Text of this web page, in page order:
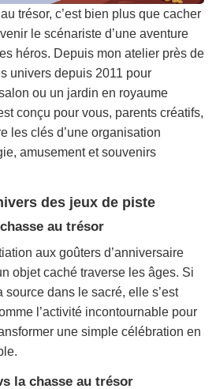
trésor, c’est bien plus que cacher
le scénariste d’une aventure
héros. Depuis mon atelier près de
univers depuis 2011 pour
ou un jardin en royaume
conçu pour vous, parents créatifs,
les clés d’une organisation
amusement et souvenirs
des jeux de piste
au trésor
aux goûters d’anniversaire
objet caché traverse les âges. Si
dans le sacré, elle s’est
l’activité incontournable pour
une simple célébration en
la chasse au trésor